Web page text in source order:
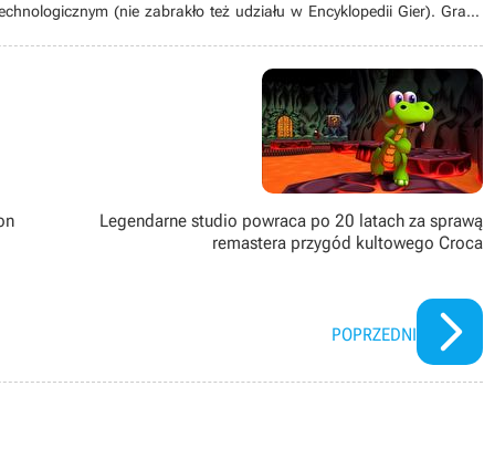
(nie zabrakło też udziału w Encyklopedii Gier). Grami
i w zasadzie wszystkim, co dotyczy gier jako takich. Potrafi
z gier pamiętających czasy Game Boya łupanego (jeśli nie
Legendarne studio powraca po 20 latach za sprawą
remastera przygód kultowego Croca
POPRZEDNI